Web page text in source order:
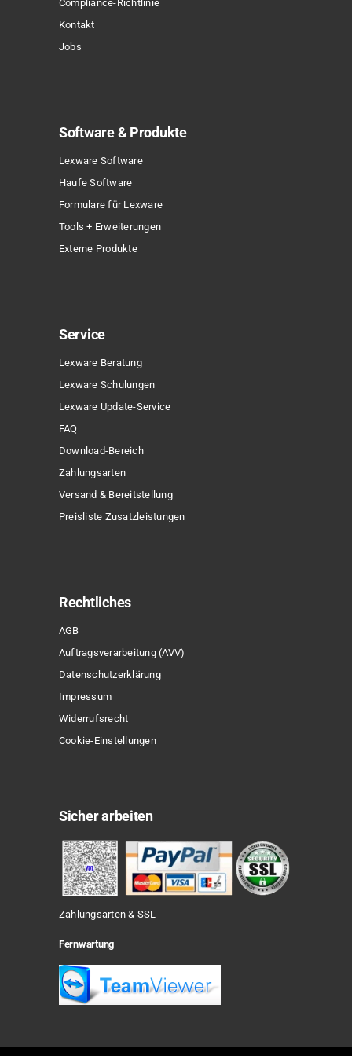
Compliance-Richtlinie
Kontakt
Jobs
Software & Produkte
Lexware Software
Haufe Software
Formulare für Lexware
Tools + Erweiterungen
Externe Produkte
Service
Lexware Beratung
Lexware Schulungen
Lexware Update-Service
FAQ
Download-Bereich
Zahlungsarten
Versand & Bereitstellung
Preisliste Zusatzleistungen
Rechtliches
AGB
Auftragsverarbeitung (AVV)
Datenschutzerklärung
Impressum
Widerrufsrecht
Cookie-Einstellungen
Sicher arbeiten
Zahlungsarten & SSL
Fernwartung